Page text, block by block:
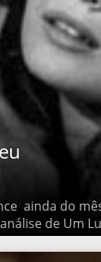
do mês de
Lugar Chamado